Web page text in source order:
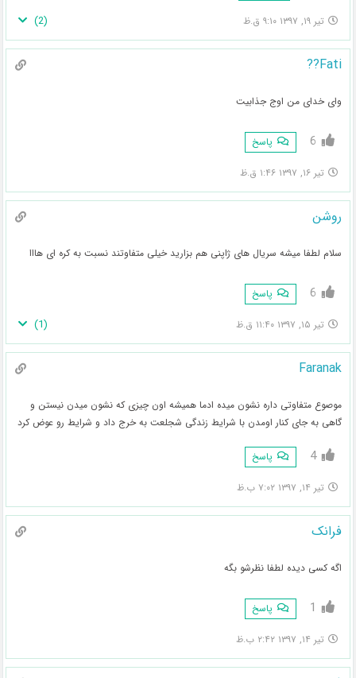
تیر ۱۹, ۱۳۹۷ ۹:۱۰ ق.ظ (
2
)
Fati??
وای خدای من اوج جذابیت
6 پاسخ
تیر ۱۶, ۱۳۹۷ ۱:۴۶ ق.ظ
روشن
سلام لطفا میشه سریال های ژاپنی هم بزارید خیلی متفاوتند نسبت به کره ای هااا
6 پاسخ
تیر ۱۵, ۱۳۹۷ ۱۱:۴۰ ق.ظ (
1
)
Faranak
موصوع متفاوتی داره نشون میده ادما همیشه اون چیزی که نشون میدن نیستن و
گاهی به جای کنار اومدن با شرایط زندگی شجلعت به خرج داد و شرایط رو عوض کرد
4 پاسخ
تیر ۱۴, ۱۳۹۷ ۷:۰۲ ب.ظ
فرانک
اگه کسی دیده لطفا نظرشو بگه
1 پاسخ
تیر ۱۴, ۱۳۹۷ ۲:۴۲ ب.ظ